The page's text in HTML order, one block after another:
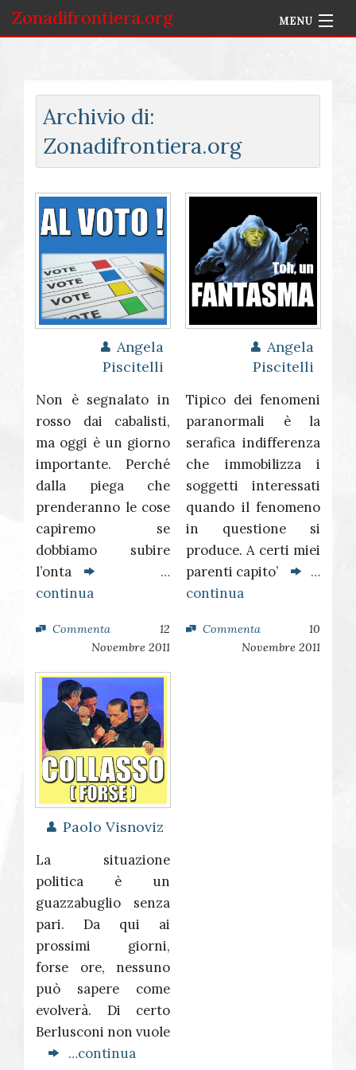
Zonadifrontiera.org MENU
Selezione per Autore
Accedi
Archivio di:
Zonadifrontiera.org
Angela
Piscitelli
Non è segnalato in
rosso dai cabalisti,
ma oggi è un giorno
importante. Perché
dalla piega che
prenderanno le cose
capiremo se
dobbiamo subire
l’onta
…
continua
Commenta
12
Novembre 2011
Angela
Piscitelli
Tipico dei fenomeni
paranormali è la
serafica indifferenza
che immobilizza i
soggetti interessati
quando il fenomeno
in questione si
produce. A certi miei
parenti capito’
…
continua
Commenta
10
Novembre 2011
Paolo Visnoviz
La situazione
politica è un
guazzabuglio senza
pari. Da qui ai
prossimi giorni,
forse ore, nessuno
può sapere come
evolverà. Di certo
Berlusconi non vuole
…continua